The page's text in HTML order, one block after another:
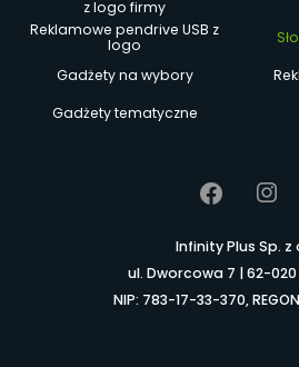
z logo firmy
Reklamowe pendrive USB z
logo
Gadżety na wybory
Gadżety tematyczne
Infinity Plus Sp. z
ul. Dworcowa 7 | 62-
NIP: 783-17-33-370,